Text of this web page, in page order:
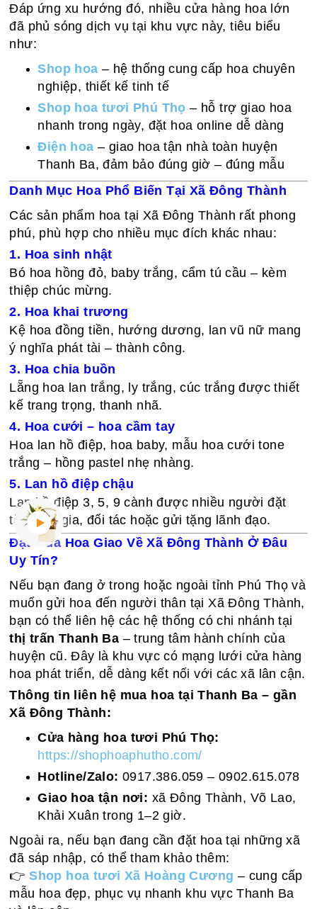
Đáp ứng xu hướng đó, nhiều cửa hàng hoa lớn
đã phủ sóng dịch vụ tại khu vực này, tiêu biểu
như:
Shop hoa – hệ thống cung cấp hoa chuyên
nghiệp, thiết kế tinh tế
Shop hoa tươi Phú Thọ – hỗ trợ giao hoa
nhanh trong ngày, đặt hoa online dễ dàng
Điện hoa – giao hoa tận nhà toàn huyện
Thanh Ba, đảm bảo đúng giờ – đúng mẫu
Danh Mục Hoa Phổ Biến Tại Xã Đông Thành
Các sản phẩm hoa tại Xã Đông Thành rất phong
phú, phù hợp cho nhiều mục đích khác nhau:
1. Hoa sinh nhật
Bó hoa hồng đỏ, baby trắng, cẩm tú cầu – kèm
thiệp chúc mừng.
2. Hoa khai trương
Kệ hoa đồng tiền, hướng dương, lan vũ nữ mang
ý nghĩa phát tài – thành công.
3. Hoa chia buồn
Lẵng hoa lan trắng, ly trắng, cúc trắng được thiết
kế trang trọng, thanh nhã.
4. Hoa cưới – hoa cầm tay
Hoa lan hồ điệp, hoa baby, mẫu hoa cưới tone
trắng – hồng pastel nhẹ nhàng.
5. Lan hồ điệp chậu
Lan hồ điệp 3, 5, 9 cành được nhiều người đặt
tặng tân gia, đối tác hoặc gửi tặng lãnh đạo.
Đặt Mua Hoa Giao Về Xã Đông Thành Ở Đâu
Uy Tín?
Nếu bạn đang ở trong hoặc ngoài tỉnh Phú Thọ và
muốn gửi hoa đến người thân tại Xã Đông Thành,
bạn có thể liên hệ các hệ thống có chi nhánh tại
thị trấn Thanh Ba – trung tâm hành chính của
huyện cũ. Đây là khu vực có mạng lưới cửa hàng
hoa phát triển, dễ dàng kết nối với các xã lân cận.
Thông tin liên hệ mua hoa tại Thanh Ba – gần
Xã Đông Thành:
Cửa hàng hoa tươi Phú Thọ:
https://shophoaphutho.com/
Hotline/Zalo: 0917.386.059 – 0902.615.078
Giao hoa tận nơi: xã Đông Thành, Võ Lao,
Khải Xuân trong 1–2 giờ.
Ngoài ra, nếu bạn đang cần đặt hoa tại những xã
đã sáp nhập, có thể tham khảo thêm:
👉Shop hoa tươi Xã Hoàng Cương – cung cấp
mẫu hoa đẹp, phục vụ nhanh khu vực Thanh Ba